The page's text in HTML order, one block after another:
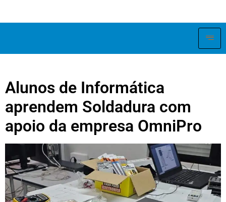
Alunos de Informática
aprendem Soldadura com
apoio da empresa OmniPro